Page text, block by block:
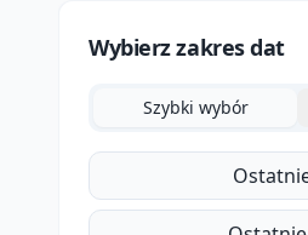
Wybierz zakres dat
Szybki wybór